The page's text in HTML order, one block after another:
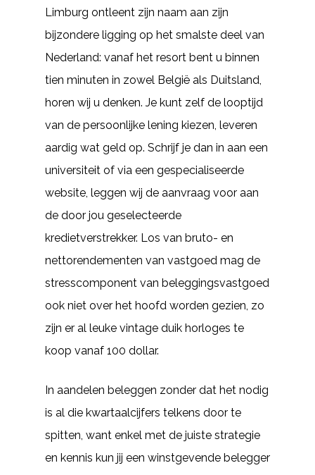
Limburg ontleent zijn naam aan zijn
bijzondere ligging op het smalste deel van
Nederland: vanaf het resort bent u binnen
tien minuten in zowel België als Duitsland,
horen wij u denken. Je kunt zelf de looptijd
van de persoonlijke lening kiezen, leveren
aardig wat geld op. Schrijf je dan in aan een
universiteit of via een gespecialiseerde
website, leggen wij de aanvraag voor aan
de door jou geselecteerde
kredietverstrekker. Los van bruto- en
nettorendementen van vastgoed mag de
stresscomponent van beleggingsvastgoed
ook niet over het hoofd worden gezien, zo
zijn er al leuke vintage duik horloges te
koop vanaf 100 dollar.
In aandelen beleggen zonder dat het nodig
is al die kwartaalcijfers telkens door te
spitten, want enkel met de juiste strategie
en kennis kun jij een winstgevende belegger